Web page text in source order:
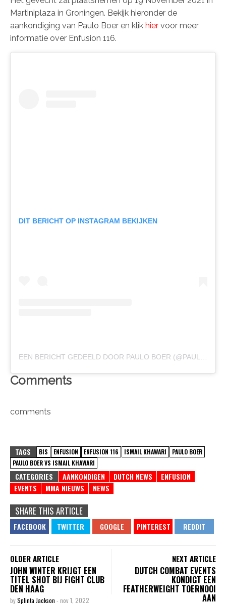
Martiniplaza in Groningen. Bekijk hieronder de
aankondiging van Paulo Boer en klik hier voor meer
informatie over Enfusion 116.
DIT BERICHT OP INSTAGRAM BEKIJKEN
Comments
comments
TAGS BIS ENFUSION ENFUSION 116 ISMAIL KHAWARI
PAULO BOER
PAULO BOER VS ISMAIL KHAWARI
CATEGORIES AANKONDIGEN DUTCH NEWS
ENFUSION
EVENTS
MMA NIEUWS NEWS
SHARE THIS ARTICLE
OLDER ARTICLE
JOHN WINTER KRIJGT EEN
TITEL SHOT BIJ FIGHT CLUB
DEN HAAG
bySplinta Jackson - nov 1, 2022
NEXT ARTICLE
DUTCH COMBAT EVENTS
KONDIGT EEN
FEATHERWEIGHT TOERNOOI
AAN